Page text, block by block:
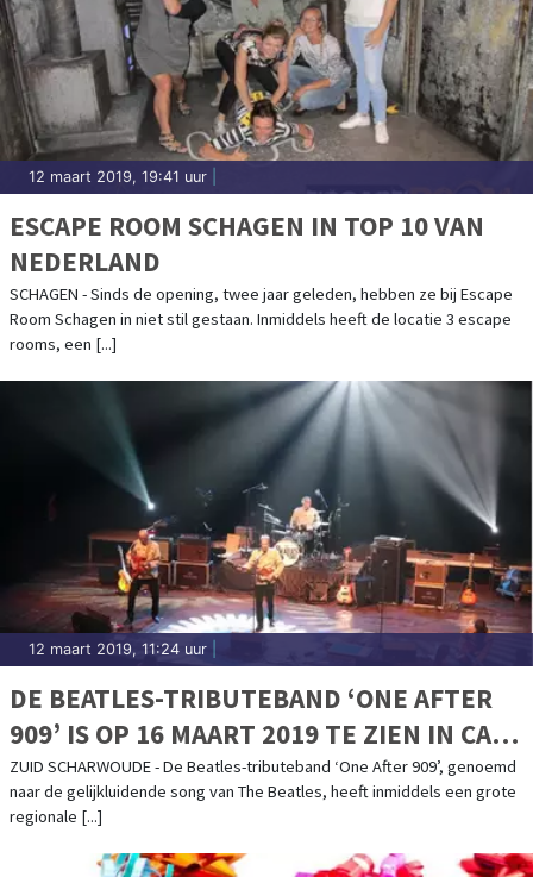
12 maart 2019, 19:41 uur
ESCAPE ROOM SCHAGEN IN TOP 10 VAN
NEDERLAND
SCHAGEN - Sinds de opening, twee jaar geleden, hebben ze bij Escape
Room Schagen in niet stil gestaan. Inmiddels heeft de locatie 3 escape
rooms, een [...]
12 maart 2019, 11:24 uur
DE BEATLES-TRIBUTEBAND ‘ONE AFTER
909’ IS OP 16 MAART 2019 TE ZIEN IN CAFÉ
DE SCHELVIS TE ZUID-SCHARWOUDE
ZUID SCHARWOUDE - De Beatles-tributeband ‘One After 909’, genoemd
naar de gelijkluidende song van The Beatles, heeft inmiddels een grote
regionale [...]